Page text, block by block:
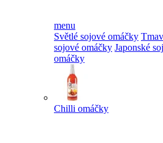
menu
Světlé sojové omáčky
sojové omáčky Japonské
omáčky
Chilli omáčky